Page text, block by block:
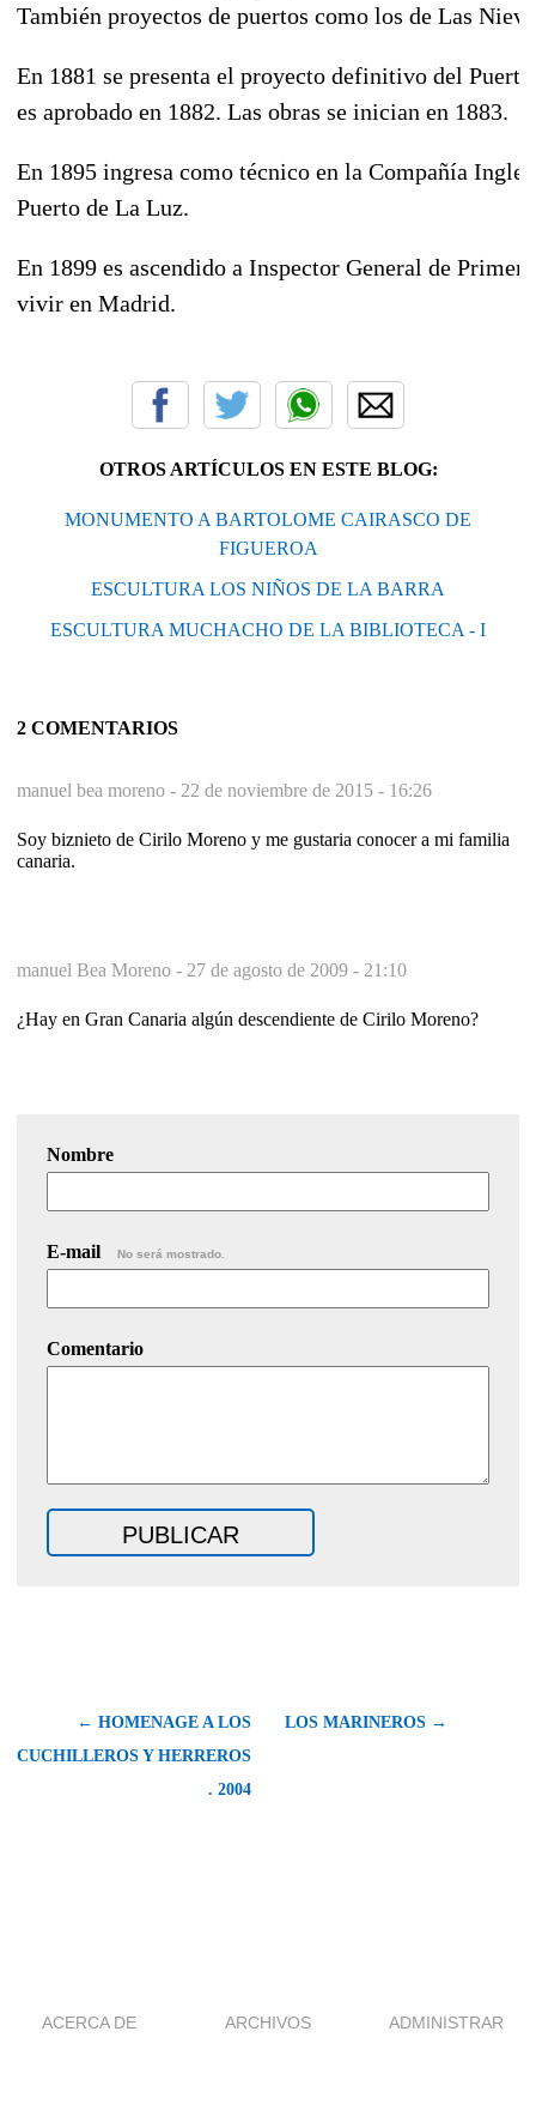
También proyectos de puertos como los de Las
En 1881 se presenta el proyecto definitivo del
es aprobado en 1882. Las obras se inician en 1883.
En 1895 ingresa como técnico en la Compañía
Puerto de La Luz.
En 1899 es ascendido a Inspector General de
vivir en Madrid.
OTROS ARTÍCULOS EN ESTE BLOG:
MONUMENTO A BARTOLOME CAIRASCO DE
FIGUEROA
ESCULTURA LOS NIÑOS DE LA BARRA
ESCULTURA MUCHACHO DE LA BIBLIOTECA - I
2 COMENTARIOS
manuel bea moreno - 22 de noviembre de 2015 - 16:26
Soy biznieto de Cirilo Moreno y me gustaria conocer a mi familia
canaria.
manuel Bea Moreno - 27 de agosto de 2009 - 21:10
¿Hay en Gran Canaria algún descendiente de Cirilo Moreno?
Nombre
E-mail No será mostrado.
Comentario
← HOMENAGE A LOS
CUCHILLEROS Y HERREROS
. 2004
LOS MARINEROS →
ACERCA DE ARCHIVOS ADMINISTRAR